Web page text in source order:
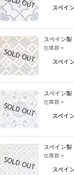
スペイ
スペイン
在庫数 ×
スペイ
スペイン
在庫数 ×
スペイ
スペイン
在庫数 ×
スペイ